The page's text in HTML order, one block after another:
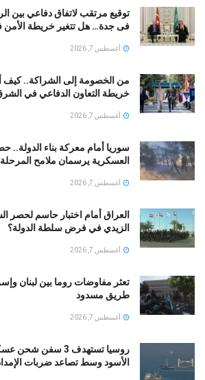
توقيع مرتقب لاتفاق دفاعي بين
فى جدة… هل تتغير خريطة
أغسطس 7, 2026
من الخصومة إلى الشراكة.. كيف
خريطة التعاون الدفاعي في
أغسطس 7, 2026
سوريا أمام معركة بناء الدولة..
العسكرية يرسمان ملامح المرحلة
أغسطس 7, 2026
العراق أمام اختبار حاسم لحصر
الزيدي في فرض سلطة الدولة؟
أغسطس 7, 2026
تعثر مفاوضات روما بين لبنان
طريق مسدود
أغسطس 7, 2026
روسيا تستهدف 3 سفن
الأسود وسط تصاعد ضربات